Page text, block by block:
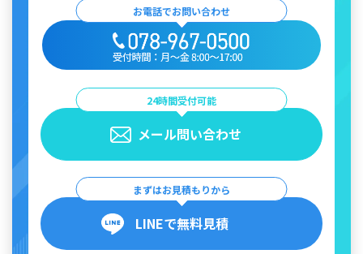
お電話でお問い合わせ
24時間受付可能
メール問い合わせ
まずはお見積もりから
LINEで無料見積